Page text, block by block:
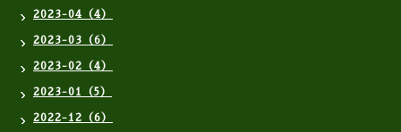
2023-04（4）
2023-03（6）
2023-02（4）
2023-01（5）
2022-12（6）